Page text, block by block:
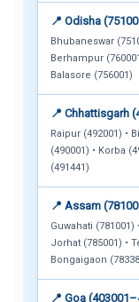
📍 Odisha
Bhubaneswar
Berhampur
Balasore (756001)
📍 Chhattisgarh
Raipur (492001) •
(490001) • Korba
(491441)
📍 Assam
Guwahati (781001)
Jorhat (785001) •
Bongaigaon
📍 Goa